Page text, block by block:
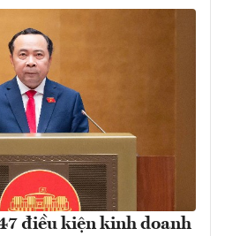
điều kiện kinh doanh